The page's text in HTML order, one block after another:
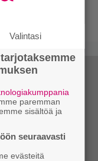
–
Valintasi
paremman
sisältöä ja
seuraavasti
evästeitä